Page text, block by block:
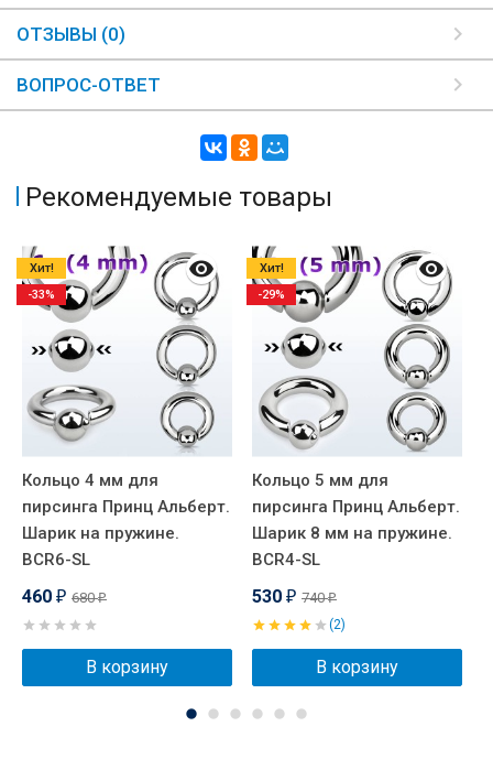
ОТЗЫВЫ (0)
ВОПРОС-ОТВЕТ
Рекомендуемые товары
Кольцо 4 мм для
пирсинга Принц Альберт.
Шарик на пружине.
BCR6-SL
460 ₽ 680₽
В корзину
Хит!
-33%
Кольцо 5 мм для
пирсинга Принц Альберт.
Шарик 8 мм на пружине.
BCR4-SL
530 ₽ 740₽
(2)
В корзину
Хит!
-29%